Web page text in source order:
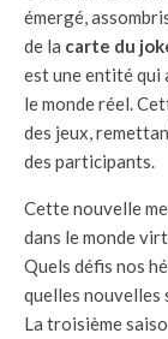
émergé,
de la carte du
est une entité qui
le monde réel.
des jeux,
des participants.
Cette nouvelle
dans le monde
Quels défis nos
quelles
La troisième